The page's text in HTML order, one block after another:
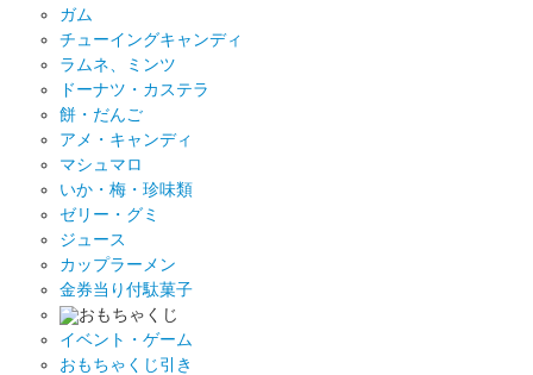
ガム
チューイングキャンディ
ラムネ、ミンツ
ドーナツ・カステラ
餅・だんご
アメ・キャンディ
マシュマロ
いか・梅・珍味類
ゼリー・グミ
ジュース
カップラーメン
金券当り付駄菓子
おもちゃくじ
イベント・ゲーム
おもちゃくじ引き